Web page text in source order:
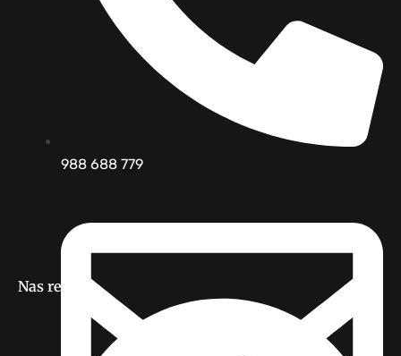
988 688 779
Nas redes